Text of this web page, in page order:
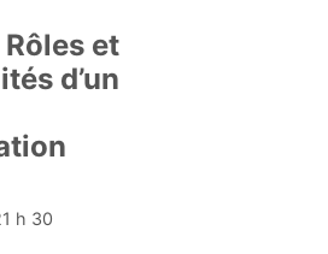
et
d’un
h 30